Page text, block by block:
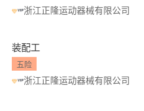
浙江正隆运动器械有限公司
装配工
五险
浙江正隆运动器械有限公司